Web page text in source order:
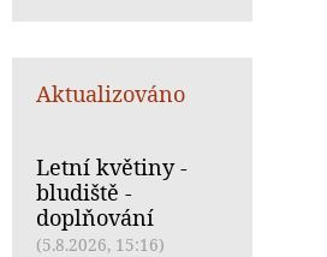
Aktualizováno
Letní květiny -
bludiště -
doplňování
(5.8.2026, 15:16)